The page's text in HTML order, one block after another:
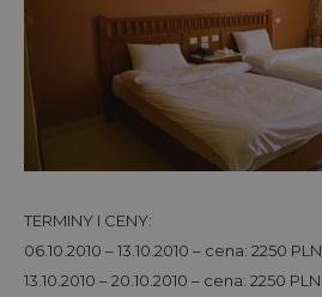
TERMINY I CENY:
06.10.2010 – 13.10.2010 – cena: 2250 PLN
13.10.2010 – 20.10.2010 – cena: 2250 PLN